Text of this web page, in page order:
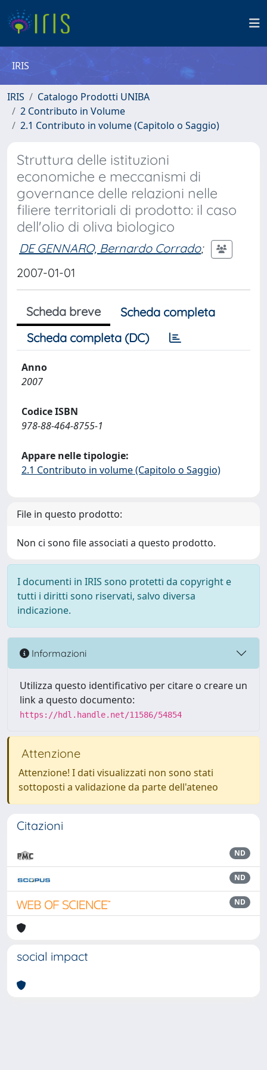
IRIS
IRIS
Catalogo Prodotti UNIBA
2 Contributo in Volume
2.1 Contributo in volume (Capitolo o Saggio)
Struttura delle istituzioni
economiche e meccanismi di
governance delle relazioni nelle
filiere territoriali di prodotto: il caso
dell'olio di oliva biologico
DE GENNARO, Bernardo Corrado;
2007-01-01
Scheda breve
Scheda completa
Scheda completa (DC)
Anno
2007
Codice ISBN
978-88-464-8755-1
Appare nelle tipologie:
2.1 Contributo in volume (Capitolo o Saggio)
File in questo prodotto:
Non ci sono file associati a questo prodotto.
I documenti in IRIS sono protetti da copyright e
tutti i diritti sono riservati, salvo diversa
indicazione.
Informazioni
Utilizza questo identificativo per citare o creare un
link a questo documento:
https://hdl.handle.net/11586/54854
Attenzione
Attenzione! I dati visualizzati non sono stati
sottoposti a validazione da parte dell'ateneo
Citazioni
ND
ND
ND
social impact